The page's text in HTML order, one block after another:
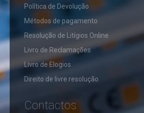
APLIQUES
DE
SEM
LÂMPADA
SECRETÁRIA
DOWNLIGHTS,
PLAFONDS
E
LED
&
SUPERFÍCIE
FERRAMENTAS
ALICATES
DE
FIBRA
Política de Devolução
Métodos de pagamento
Resolução de Litígios Online
Livro de Reclamações
Livro de Elogios
Direito de livre resolução
Contactos